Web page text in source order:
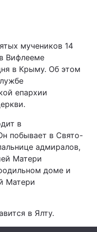
мучеников 14
Вифлееме
в Крыму. Об этом
епархии
в
побывает в Свято-
адмиралов,
Матери
доме и
Матери
в Ялту.